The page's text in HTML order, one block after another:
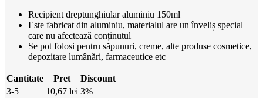
Recipient dreptunghiular aluminiu 150ml
Este fabricat din aluminiu, materialul are un înveliș special
care nu afectează conținutul
Se pot folosi pentru săpunuri, creme, alte produse cosmetice,
depozitare lumânări, farmaceutice etc
Cantitate Pret
Discount
3-5
10,67 lei 3%